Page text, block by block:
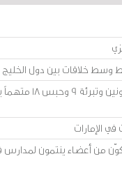
وسط خلافات بين دول الخليج
محكمة «أمن الدولة» في الكويت:
الإمارات
من أعضاء ينتمون